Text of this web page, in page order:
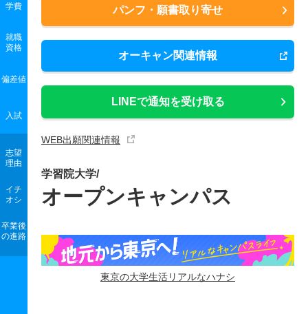
パンフ・願書取り寄せ
オーキャン関連情報
LINEで通知を受け取る
WEB出願関連情報
学費
就職
資格
偏差値
入試
志望
理由
イチ
オシ
卒業後
の進路
学習院大学/
オープンキャンパス
東京の大学生活リアルなハナシ